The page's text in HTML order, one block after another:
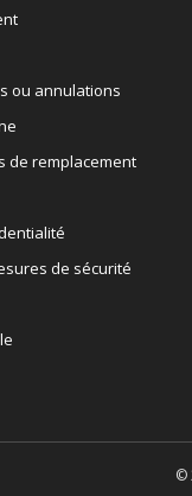
ou annulations
de remplacement
de sécurité
©